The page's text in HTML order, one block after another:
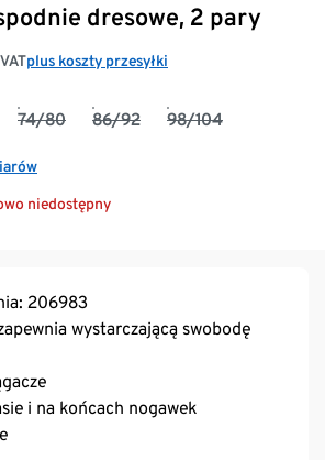
dresowe, 2 pary
plus koszty przesyłki
74/80 86/92 98/104
niedostępny
206983
wystarczającą swobodę
i na końcach nogawek